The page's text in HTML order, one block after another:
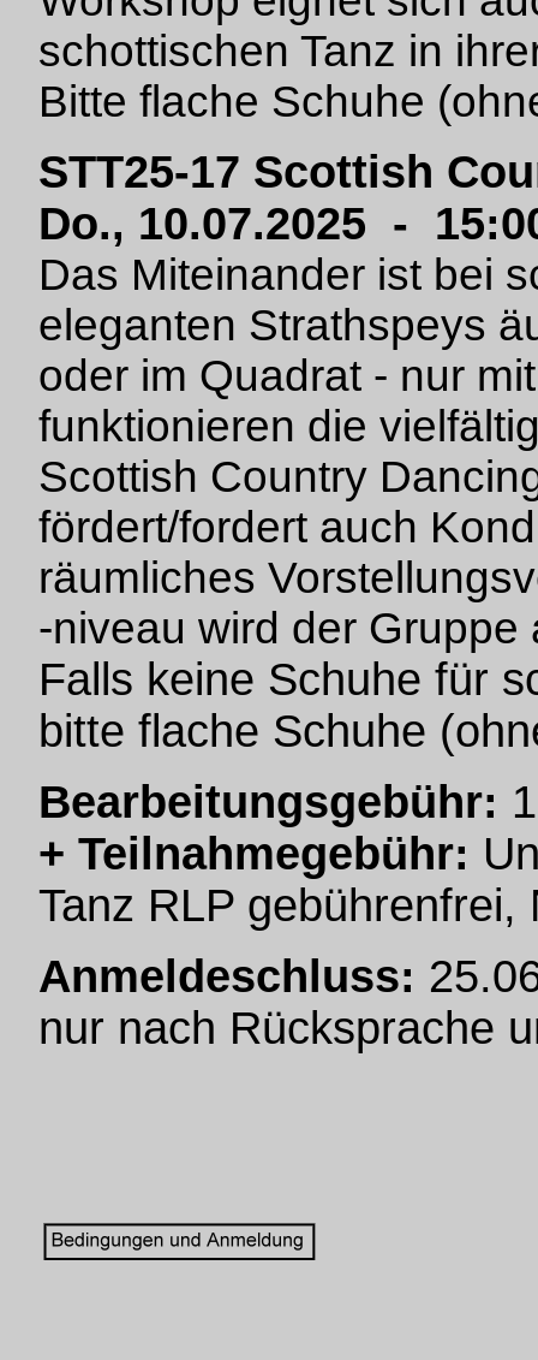
schottischen Tanz in
Bitte flache Schuhe
STT25-17 Scottish
Do., 10.07.2025 -
Das Miteinander ist bei
eleganten Strathspeys
oder im Quadrat - nur
funktionieren die
Scottish Country
fördert/fordert auch
räumliches
-niveau wird der Gruppe
Falls keine Schuhe für
bitte flache Schuhe
Bearbeitungsgebühr:
+ Teilnahmegebühr:
Tanz RLP
Anmeldeschluss:
nur nach Rücksprache